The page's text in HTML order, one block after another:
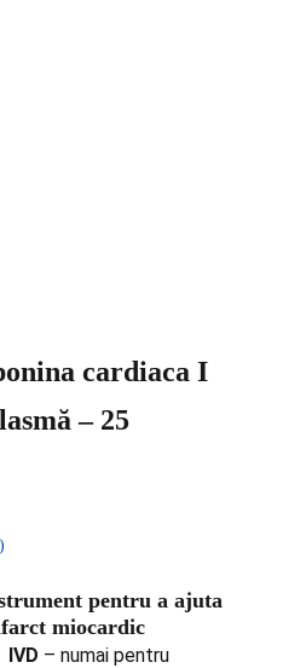
cardiaca I
– 25
pentru a ajuta
miocardic
IVD – numai pentru